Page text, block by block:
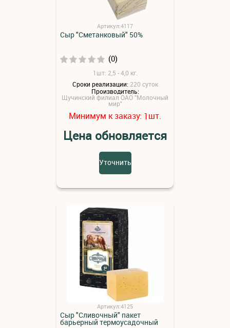
Артикул:4117
Сыр "Сметанковый" 50%
(0)
1шт: 2,5 - 4,0 кг.
Сроки реализации: 220 суток
Производитель:
Щучинский филиал ОАО "Молочный
мир"
Минимум к заказу: 1шт.
Цена обновляется
Уточнить
Артикул:4125
Сыр "Сливочный" пакет
барьерный термоусадочный